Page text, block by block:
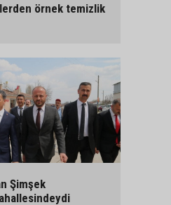
örnek temizlik
Şimşek